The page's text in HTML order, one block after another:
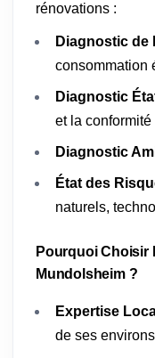
rénovations :
Diagnostic de
consommation
Diagnostic
et la
Diagnostic
État des
naturels,
Pourquoi Choisir
Mundolsheim ?
Expertise
de ses